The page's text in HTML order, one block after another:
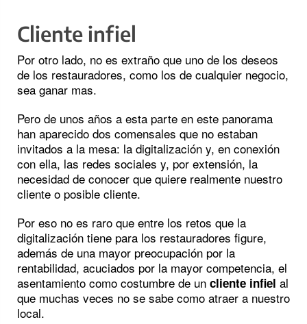
Cliente infiel
Por otro lado, no es extraño que uno de los deseos
de los restauradores, como los de cualquier negocio,
sea ganar mas.
Pero de unos años a esta parte en este panorama
han aparecido dos comensales que no estaban
invitados a la mesa: la digitalización y, en conexión
con ella, las redes sociales y, por extensión, la
necesidad de conocer que quiere realmente nuestro
cliente o posible cliente.
Por eso no es raro que entre los retos que la
digitalización tiene para los restauradores figure,
además de una mayor preocupación por la
rentabilidad, acuciados por la mayor competencia, el
asentamiento como costumbre de un cliente infiel al
que muchas veces no se sabe como atraer a nuestro
local.